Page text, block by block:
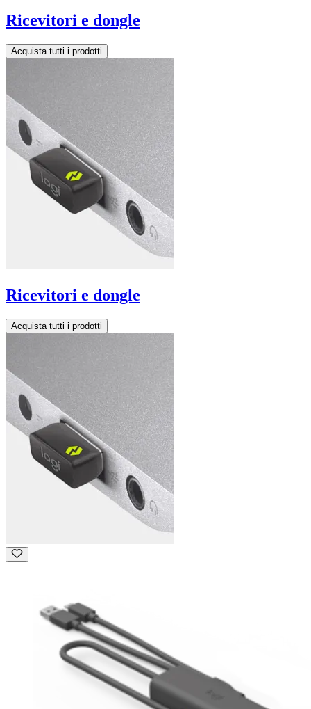
Ricevitori e dongle
Acquista tutti i prodotti
Ricevitori e dongle
Acquista tutti i prodotti